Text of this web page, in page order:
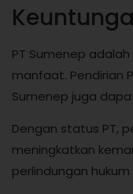
PT Sumenep
manfaat. Pendirian
Sumenep juga
Dengan status PT,
meningkatkan
perlindungan